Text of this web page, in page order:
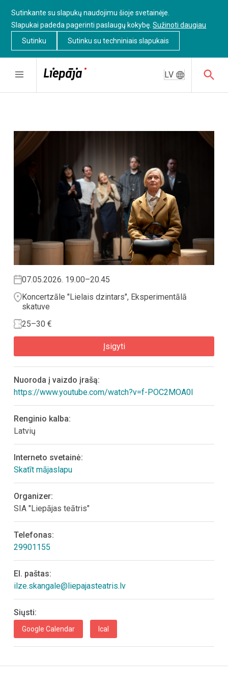
Sutinkante su slapukų naudojimu šioje svetainėje.
Slapukai padeda pagerinti paslaugų kokybę.Sužinoti daugiau
Sutinku
Sutinku su techniniais slapukais
LV
07.05.2026. 19.00–20.45
Koncertzāle "Lielais dzintars", Eksperimentālā
skatuve
25–30 €
Įsigyti
Nuoroda į vaizdo įrašą:
https://www.youtube.com/watch?v=f-POC2MOA0I
Renginio kalba:
Latvių
Interneto svetainė:
Skatīt mājaslapu
Organizer:
SIA "Liepājas teātris"
Telefonas:
29901155
El. paštas:
ilze.skangale@liepajasteatris.lv
Siųsti:
Google Calendar Ical